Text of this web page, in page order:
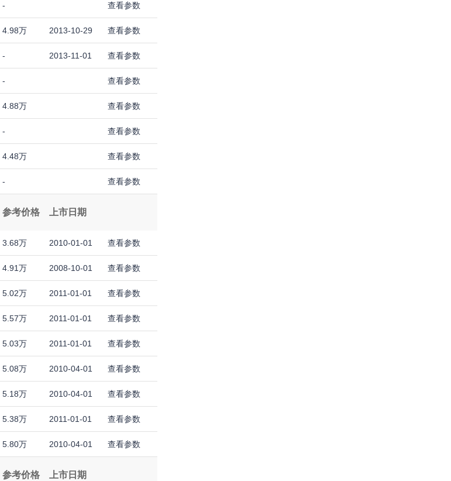
- 查看参数
4.98万 2013-10-29 查看参数
- 2013-11-01 查看参数
- 查看参数
4.88万 查看参数
- 查看参数
4.48万 查看参数
- 查看参数
参考价格 上市日期
3.68万 2010-01-01 查看参数
4.91万 2008-10-01 查看参数
5.02万 2011-01-01 查看参数
5.57万 2011-01-01 查看参数
5.03万 2011-01-01 查看参数
5.08万 2010-04-01 查看参数
5.18万 2010-04-01 查看参数
5.38万 2011-01-01 查看参数
5.80万 2010-04-01 查看参数
参考价格 上市日期